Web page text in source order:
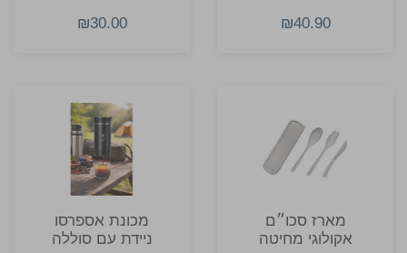
₪40.90
₪30.00
מארז סכו״ם
אקולוגי מחיטה
מכונת אספרסו
ניידת עם סוללה